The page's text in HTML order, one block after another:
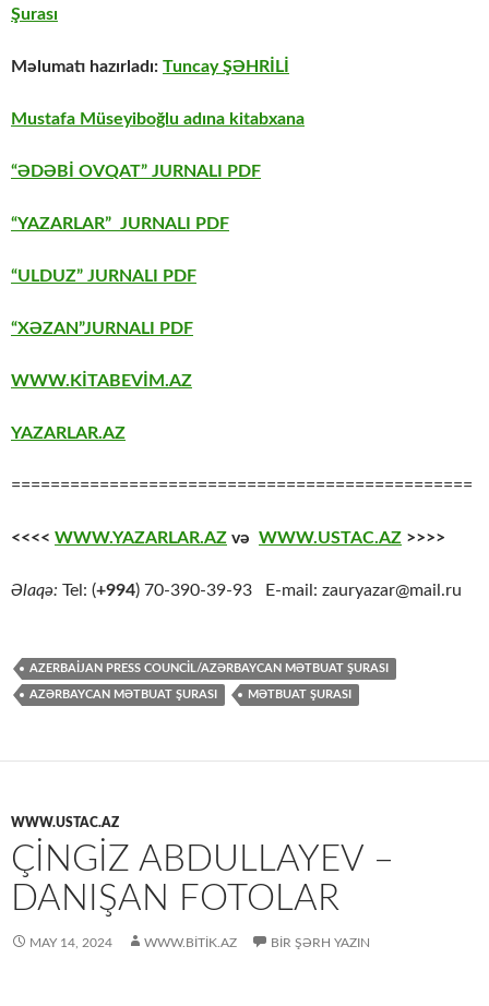
Şurası
Məlumatı hazırladı: Tuncay ŞƏHRİLİ
Mustafa Müseyiboğlu adına kitabxana
“ƏDƏBİ OVQAT” JURNALI PDF
“YAZARLAR” JURNALI PDF
“ULDUZ” JURNALI PDF
“XƏZAN”JURNALI PDF
WWW.KİTABEVİM.AZ
YAZARLAR.AZ
===============================================
<<<< WWW.YAZARLAR.AZ və WWW.USTAC.AZ >>>>
Əlaqə: Tel: (+994) 70-390-39-93 E-mail: zauryazar@mail.ru
AZERBAIJAN PRESS COUNCIL/AZƏRBAYCAN MƏTBUAT ŞURASI
AZƏRBAYCAN MƏTBUAT ŞURASI MƏTBUAT ŞURASI
WWW.USTAC.AZ
ÇINGIZ ABDULLAYEV –
DANIŞAN FOTOLAR
MAY 14, 2024 WWW.BITIK.AZ BIR ŞƏRH YAZIN